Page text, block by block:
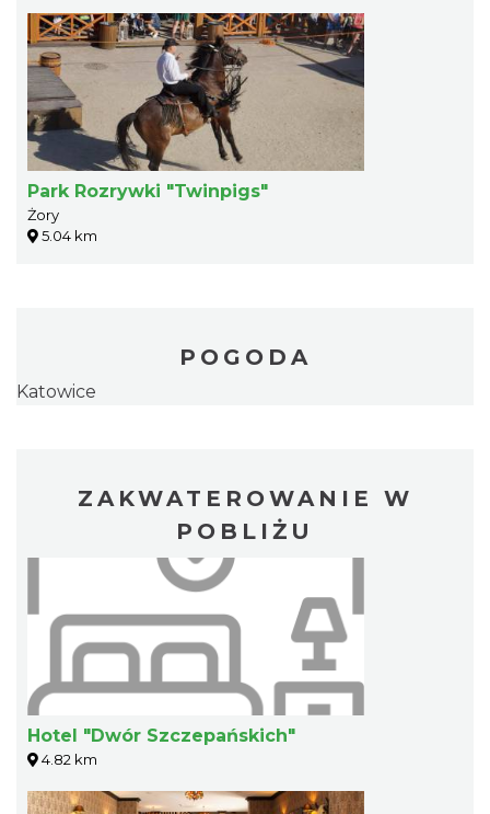
Park Rozrywki "Twinpigs"
Żory
5.04 km
POGODA
Katowice
ZAKWATEROWANIE W
POBLIŻU
Hotel "Dwór Szczepańskich"
4.82 km